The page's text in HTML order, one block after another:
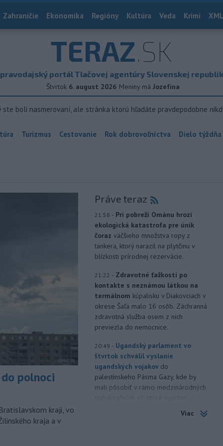
Zahraničie Ekonomika Regióny Kultúra Veda Krimi
TERAZ.SK
portál Tlačovej agentúry Slovenskej
Štvrtok 6. august 2026 Meniny má Jozefína
ste boli nasmerovaní, ale stránka ktorú hľadáte pravdepodobne
Turizmus Cestovanie Rok dobrovoľníctva Dielo týždňa
do polnoci
kraji, vo
kraja a v
Práve teraz
21:58 - Pri pobreží Ománu hrozí
ekologická katastrofa pre únik
čoraz väčšieho množstva ropy z
tankera, ktorý narazil na plytčinu v
blízkosti prírodnej rezervácie.
21:22 - Zdravotné ťažkosti po
kontakte s neznámou látkou na
termálnom kúpalisku v Diakovciach v
okrese Šaľa malo 16 osôb. Záchranná
zdravotná služba osem z nich
previezla do nemocnice.
20:49 - Ugandský parlament vo
štvrtok schválil vyslanie
ugandských vojakov do
palestínskeho Pásma Gazy, kde by
mali pôsobiť v rámci medzinárodných
Viac